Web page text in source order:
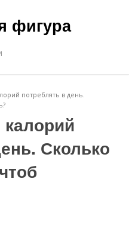
фигура
потреблять в день.
Сколько